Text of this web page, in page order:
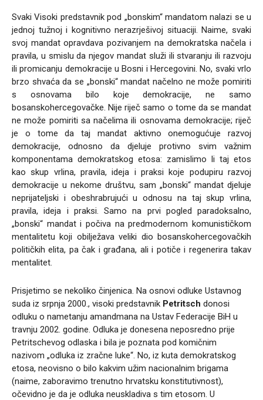
Svaki Visoki predstavnik pod „bonskim“ mandatom nalazi se u
jednoj tužnoj i kognitivno nerazrješivoj situaciji. Naime, svaki
svoj mandat opravdava pozivanjem na demokratska načela i
pravila, u smislu da njegov mandat služi ili stvaranju ili razvoju
ili promicanju demokracije u Bosni i Hercegovini. No, svaki vrlo
brzo shvaća da se „bonski“ mandat načelno ne može pomiriti
s osnovama bilo koje demokracije, ne samo
bosanskohercegovačke. Nije riječ samo o tome da se mandat
ne može pomiriti sa načelima ili osnovama demokracije; riječ
je o tome da taj mandat aktivno onemogućuje razvoj
demokracije, odnosno da djeluje protivno svim važnim
komponentama demokratskog etosa: zamislimo li taj etos
kao skup vrlina, pravila, ideja i praksi koje podupiru razvoj
demokracije u nekome društvu, sam „bonski“ mandat djeluje
neprijateljski i obeshrabrujući u odnosu na taj skup vrlina,
pravila, ideja i praksi. Samo na prvi pogled paradoksalno,
„bonski“ mandat i počiva na predmodernom komunističkom
mentalitetu koji obilježava veliki dio bosanskohercegovačkih
političkih elita, pa čak i građana, ali i potiče i regenerira takav
mentalitet.
Prisjetimo se nekoliko činjenica. Na osnovi odluke Ustavnog
suda iz srpnja 2000., visoki predstavnik Petritsch donosi
odluku o nametanju amandmana na Ustav Federacije BiH u
travnju 2002. godine. Odluka je donesena neposredno prije
Petritschevog odlaska i bila je poznata pod komičnim
nazivom „odluka iz zračne luke“. No, iz kuta demokratskog
etosa, neovisno o bilo kakvim užim nacionalnim brigama
(naime, zaboravimo trenutno hrvatsku konstitutivnost),
očevidno je da je odluka neuskladiva s tim etosom. U